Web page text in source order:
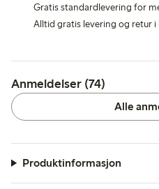
Gratis standardlevering for
Alltid gratis levering og retur i
Anmeldelser (74)
Alle
Produktinformasjon